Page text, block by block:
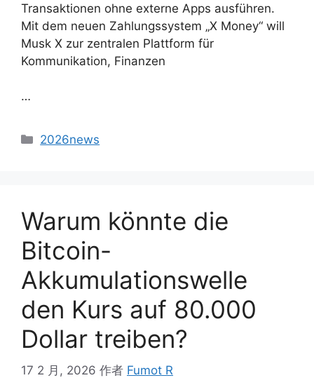
Transaktionen ohne externe Apps ausführen.
Mit dem neuen Zahlungssystem „X Money“ will
Musk X zur zentralen Plattform für
Kommunikation, Finanzen
…
2026news
Warum könnte die
Bitcoin-
Akkumulationswelle
den Kurs auf 80.000
Dollar treiben?
17 2 月, 2026 作者 Fumot R